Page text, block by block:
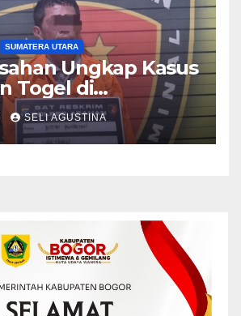
SUMATERA UTARA
Ungkap Kasus
Togel di
Asahan
SELI AGUSTINA